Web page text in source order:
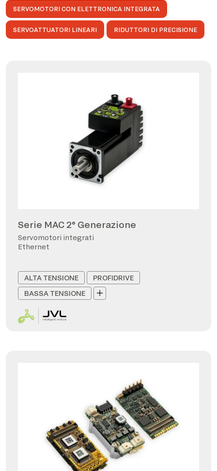
SERVOMOTORI CON ELETTRONICA INTEGRATA
SERVOATTUATORI LINEARI RIDUTTORI DI PRECISIONE
Serie MAC 2° Generazione
Servomotori integrati
Ethernet
ALTA TENSIONE
PROFIDRIVE
BASSA TENSIONE